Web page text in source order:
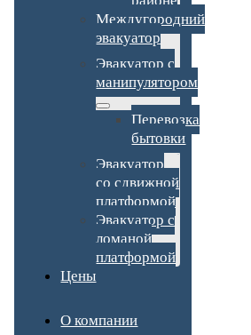
Междугородний
эвакуатор
Эвакуатор с
манипулятором
Перевозка
бытовки
Эвакуатор
со сдвижной
платформой
Эвакуатор с
ломаной
платформой
Цены
О компании